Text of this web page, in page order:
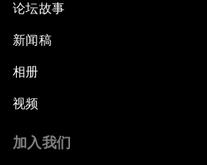
论坛故事
新闻稿
相册
视频
加入我们